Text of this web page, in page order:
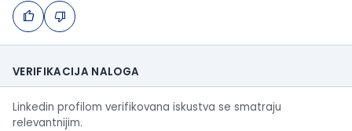
VERIFIKACIJA NALOGA
Linkedin profilom verifikovana iskustva se smatraju
relevantnijim.